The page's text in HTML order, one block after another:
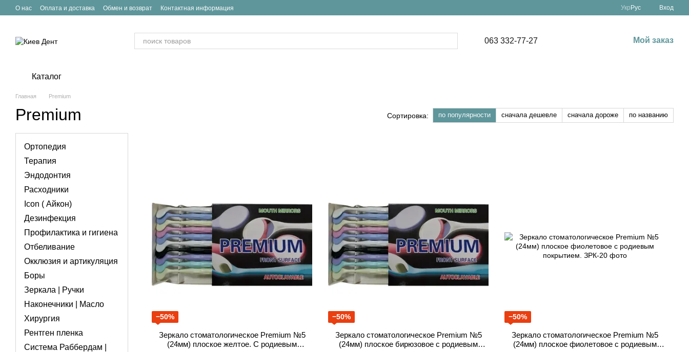
Перейти к основному контенту
О нас Оплата и доставка Обмен и возврат Контактная информация Укр Рус Вход
063 332-77-27 Мой заказ
Каталог
Главная Premium
Premium Сортировка: по популярности сначала дешевле сначала дороже по названию
−50%
Зеркало стоматологическое Premium №5
(24мм) плоское желтое. С родиевым
−50%
Зеркало стоматологическое Premium №5
(24мм) плоское бирюзовое с родиевым
−50%
Зеркало стоматологическое Premium №5
(24мм) плоское фиолетовое с родиевым
Ортопедия
Терапия
Эндодонтия
Расходники
Icon ( Айкон)
Дезинфекция
Профилактика и гигиена
Отбеливание
Окклюзия и артикуляция
Боры
Зеркала | Ручки
Наконечники | Масло
Хирургия
Рентген пленка
Система Раббердам |